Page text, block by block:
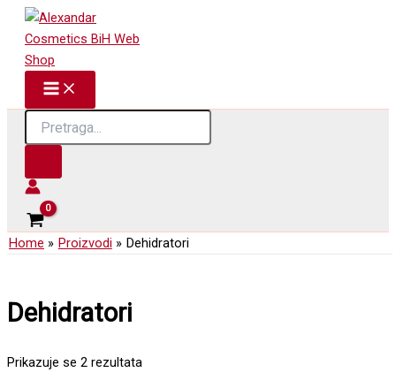
Skip
content
Products
search
Home Proizvodi Dehidratori
Dehidratori
Prikazuje se 2 rezultata